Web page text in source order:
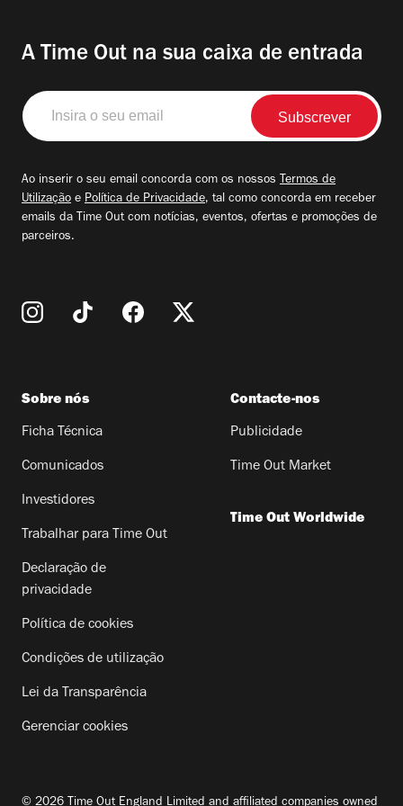
A Time Out na sua caixa de entrada
Insira
o
seu
Ao inserir o seu email concorda com os nossos Termos de
Utilização e Política de Privacidade, tal como concorda em receber
emails da Time Out com notícias, eventos, ofertas e promoções de
parceiros.
Sobre nós
Ficha Técnica
Comunicados
Investidores
Trabalhar para Time Out
Declaração de
privacidade
Política de cookies
Condições de utilização
Lei da Transparência
Gerenciar cookies
Contacte-nos
Publicidade
Time Out Market
Time Out Worldwide
© 2026 Time Out England Limited and affiliated companies owned